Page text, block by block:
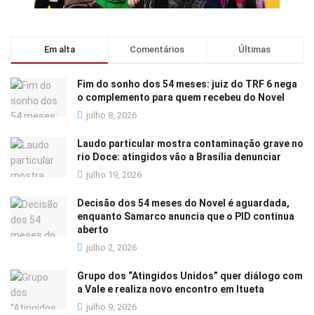
Em alta Comentários Últimas
Fim do sonho dos 54 meses: juiz do TRF 6 nega
o complemento para quem recebeu do Novel
julho 8, 2026
Laudo particular mostra contaminação grave no
rio Doce: atingidos vão a Brasília denunciar
julho 19, 2026
Decisão dos 54 meses do Novel é aguardada,
enquanto Samarco anuncia que o PID continua
aberto
julho 2, 2026
Grupo dos “Atingidos Unidos” quer diálogo com
a Vale e realiza novo encontro em Itueta
julho 9, 2026